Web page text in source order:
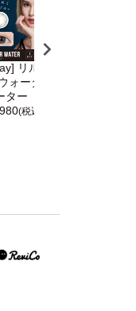
リルムー
ォーターウ
ター
(税込)